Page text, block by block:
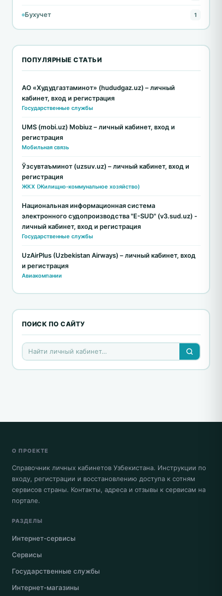
Бухучет 1
ПОПУЛЯРНЫЕ СТАТЬИ
АО «Худудгазтаминот» (hududgaz.uz) – личный
кабинет, вход и регистрация
Государственные службы
UMS (mobi.uz) Mobiuz – личный кабинет, вход и
регистрация
Мобильная связь
Ўзсувтаъминот (uzsuv.uz) – личный кабинет, вход и
регистрация
ЖКХ (Жилищно-коммунальное хозяйство)
Национальная информационная система
электронного судопроизводства "E-SUD" (v3.sud.uz) -
личный кабинет, вход и регистрация
Государственные службы
UzAirPlus (Uzbekistan Airways) – личный кабинет, вход
и регистрация
Авиакомпании
ПОИСК ПО САЙТУ
О ПРОЕКТЕ
Справочник личных кабинетов Узбекистана. Инструкции по
входу, регистрации и восстановлению доступа к сотням
сервисов страны. Контакты, адреса и отзывы к сервисам на
портале.
РАЗДЕЛЫ
Интернет-сервисы
Сервисы
Государственные службы
Интернет-магазины